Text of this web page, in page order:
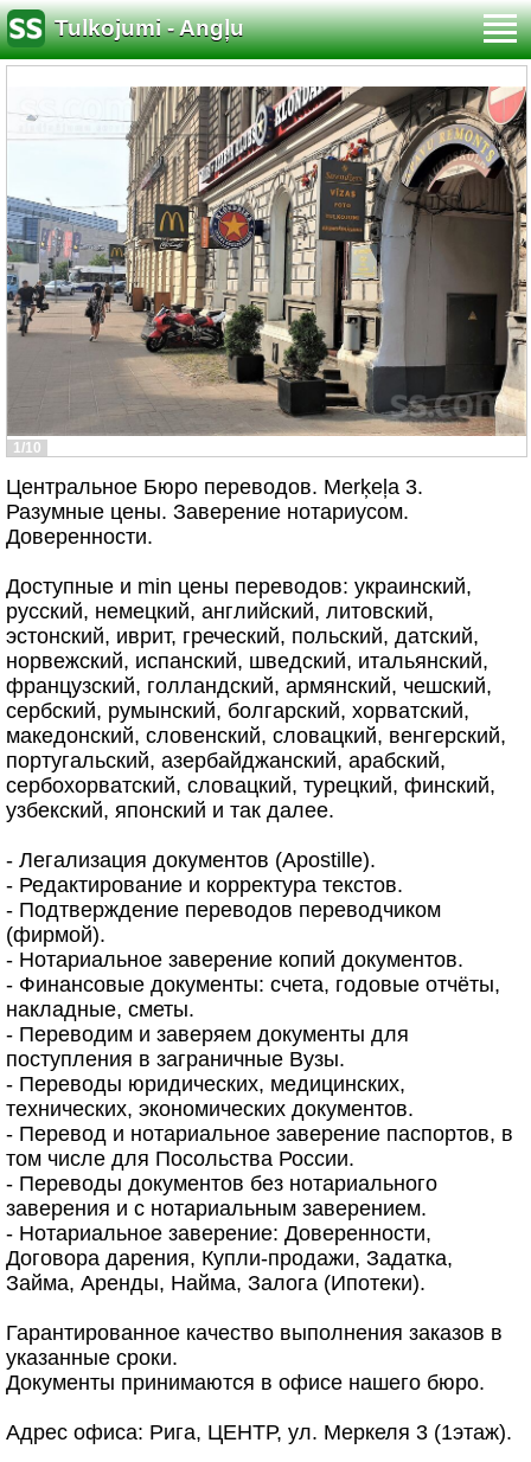
Tulkojumi - Angļu
1/10
Центральное Бюро переводов. Merķeļa 3.
Разумные цены. Заверение нотариусом.
Доверенности.
Доступные и min цены переводов: украинский,
русский, немецкий, английский, литовский,
эстонский, иврит, греческий, польский, датский,
норвежский, испанский, шведский, итальянский,
французский, голландский, армянский, чешский,
сербский, румынский, болгарский, хорватский,
македонский, словенский, словацкий, венгерский,
португальский, азербайджанский, арабский,
сербохорватский, словацкий, турецкий, финский,
узбекский, японский и так далее.
- Легализация документов (Apostille).
- Редактирование и корректура текстов.
- Подтверждение переводов переводчиком
(фирмой).
- Нотариальное заверение копий документов.
- Финансовые документы: счета, годовые отчёты,
накладные, сметы.
- Переводим и заверяем документы для
поступления в заграничные Вузы.
- Переводы юридических, медицинских,
технических, экономических документов.
- Перевод и нотариальное заверение паспортов, в
том числе для Посольства России.
- Переводы документов без нотариального
заверения и с нотариальным заверением.
- Нотариальное заверение: Доверенности,
Договора дарения, Купли-продажи, Задатка,
Займа, Аренды, Найма, Залога (Ипотеки).
Гарантированное качество выполнения заказов в
указанные сроки.
Документы принимаются в офисе нашего бюро.
Адрес офиса: Рига, ЦЕНТР, ул. Меркеля 3 (1этаж).